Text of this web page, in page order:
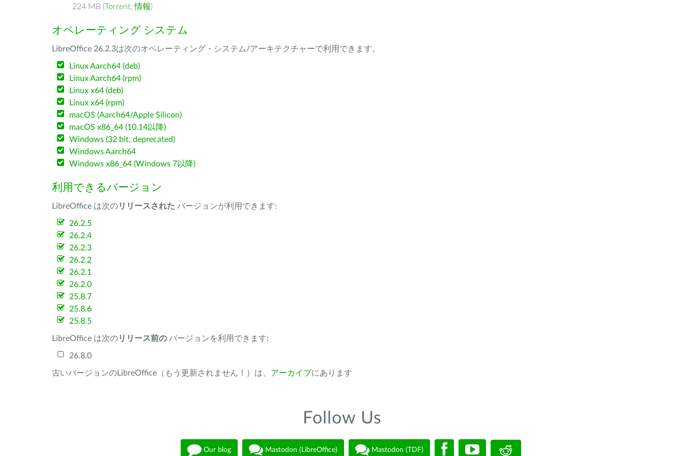
224 MB (Torrent,情報)
オペレーティング システム
LibreOffice 26.2.3は次のオペレーティング・システム/アーキテクチャーで利用できます。
Linux Aarch64 (deb)
Linux Aarch64 (rpm)
Linux x64 (deb)
Linux x64 (rpm)
macOS (Aarch64/Apple Silicon)
macOS x86_64 (10.14以降)
Windows (32 bit, deprecated)
Windows Aarch64
Windows x86_64 (Windows 7以降)
利用できるバージョン
LibreOffice は次のリリースされた バージョンが利用できます:
26.2.5
26.2.4
26.2.3
26.2.2
26.2.1
26.2.0
25.8.7
25.8.6
25.8.5
LibreOffice は次のリリース前の バージョンを利用できます:
26.8.0
古いバージョンのLibreOffice（もう更新されません！）は、 アーカイブにあります
Follow Us
Our blog Mastodon (LibreOffice) Mastodon (TDF)